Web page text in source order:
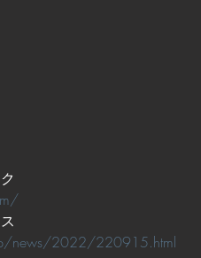
news/2022/220915.html